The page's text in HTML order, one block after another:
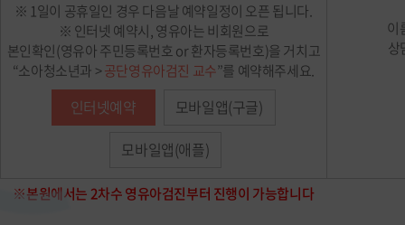
※ 1일이 공휴일인 경우 다음날 예약일정이 오픈 됩니다.
※ 인터넷 예약시, 영유아는 비회원으로
본인확인(영유아 주민등록번호 or 환자등록번호)을 거치고
“소아청소년과 >공단영유아검진 교수”를 예약해주세요.
인터넷예약
모바일앱(구글)
모바일앱(애플)
※본원에서는 2차수 영유아검진부터 진행이 가능합니다
이
상